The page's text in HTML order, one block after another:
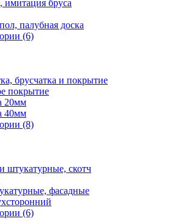
имитация бруса
палубная доска
(6)
брусчатка и покрытие
покрытие
20мм
40мм
(8)
штукатурные, скотч
фасадные
(6)